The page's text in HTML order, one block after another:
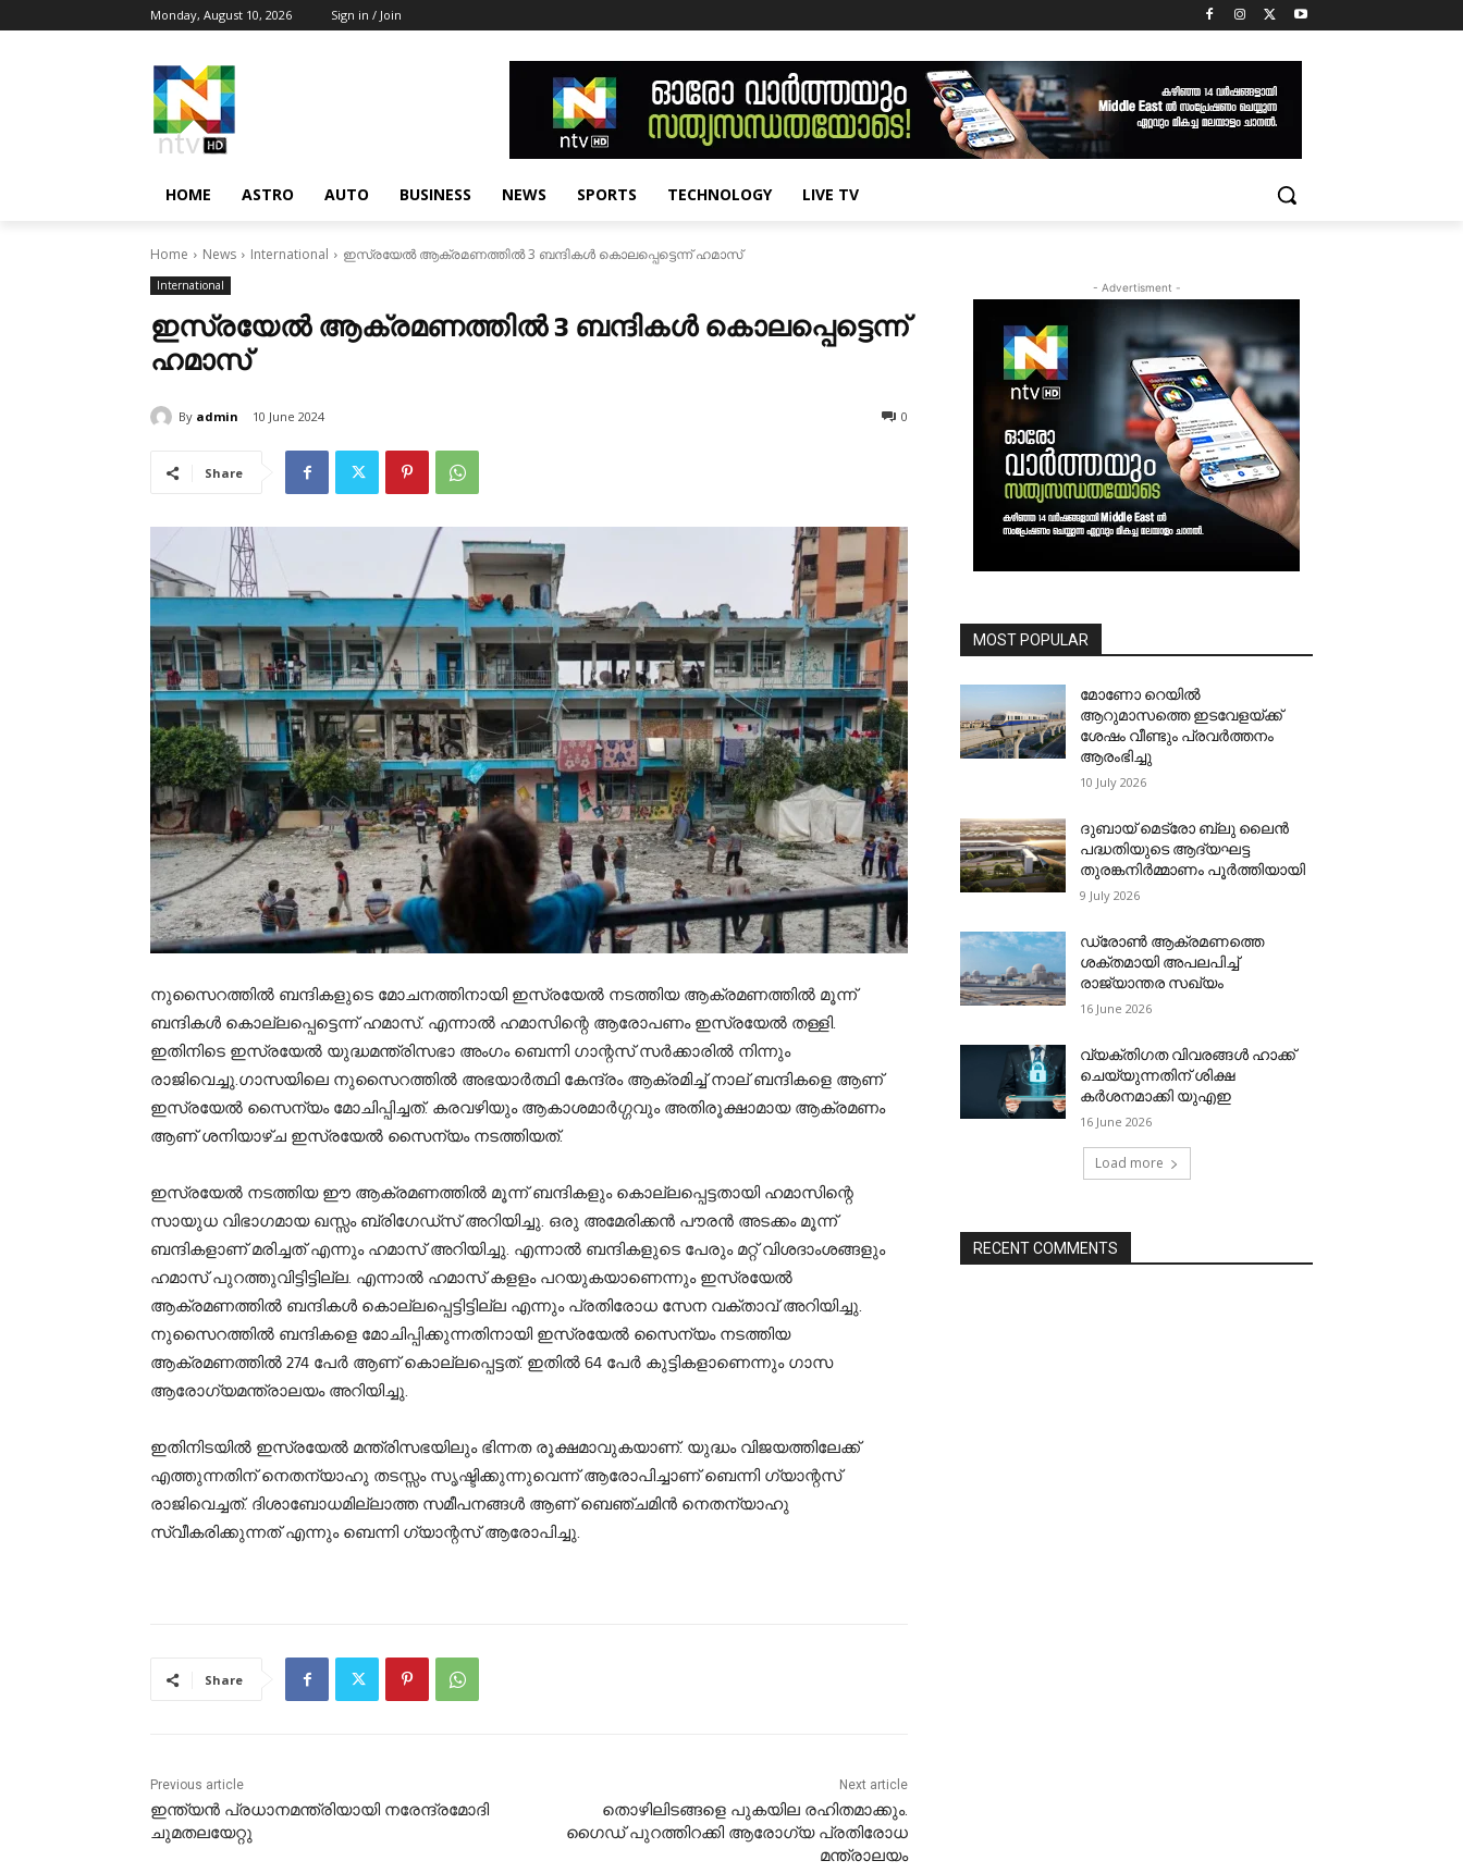
Monday, August 10, 2026 Sign in / Join
HOME ASTRO AUTO BUSINESS NEWS SPORTS TECHNOLOGY LIVE TV
Home News International ഇസ്രയേല്‍ ആക്രമണത്തില്‍ 3 ബന്ദികള്‍ കൊലപ്പെട്ടെന്ന് ഹമാസ്‌
International
ഇസ്രയേല്‍ ആക്രമണത്തില്‍ 3 ബന്ദികള്‍ കൊലപ്പെട്ടെന്ന്
ഹമാസ്‌
By admin 10 June 2024 0
Share
നുസൈറത്തില്‍ ബന്ദികളുടെ മോചനത്തിനായി ഇസ്രയേല്‍ നടത്തിയ ആക്രമണത്തില്‍ മൂന്ന്
ബന്ദികള്‍ കൊല്ലപ്പെട്ടെന്ന് ഹമാസ്. എന്നാല്‍ ഹമാസിന്റെ ആരോപണം ഇസ്രയേല്‍ തള്ളി.
ഇതിനിടെ ഇസ്രയേല്‍ യുദ്ധമന്ത്രിസഭാ അംഗം ബെന്നി ഗാന്റസ് സര്‍ക്കാരില്‍ നിന്നും
രാജിവെച്ചു.ഗാസയിലെ നുസൈറത്തില്‍ അഭയാര്‍ത്ഥി കേന്ദ്രം ആക്രമിച്ച് നാല് ബന്ദികളെ ആണ്
ഇസ്രയേല്‍ സൈന്യം മോചിപ്പിച്ചത്. കരവഴിയും ആകാശമാര്‍ഗ്ഗവും അതിരൂക്ഷാമായ ആക്രമണം
ആണ് ശനിയാഴ്ച ഇസ്രയേല്‍ സൈന്യം നടത്തിയത്.
ഇസ്രയേല്‍ നടത്തിയ ഈ ആക്രമണത്തില്‍ മൂന്ന് ബന്ദികളും കൊല്ലപ്പെട്ടതായി ഹമാസിന്റെ
സായുധ വിഭാഗമായ ഖസ്സം ബ്രിഗേഡ്‌സ് അറിയിച്ചു. ഒരു അമേരിക്കന്‍ പൗരന്‍ അടക്കം മൂന്ന്
ബന്ദികളാണ് മരിച്ചത് എന്നും ഹമാസ് അറിയിച്ചു. എന്നാല്‍ ബന്ദികളുടെ പേരും മറ്റ് വിശദാംശങ്ങളും
ഹമാസ് പുറത്തുവിട്ടിട്ടില്ല. എന്നാല്‍ ഹമാസ് കളളം പറയുകയാണെന്നും ഇസ്രയേല്‍
ആക്രമണത്തില്‍ ബന്ദികള്‍ കൊല്ലപ്പെട്ടിട്ടില്ല എന്നും പ്രതിരോധ സേന വക്താവ് അറിയിച്ചു.
നുസൈറത്തില്‍ ബന്ദികളെ മോചിപ്പിക്കുന്നതിനായി ഇസ്രയേല്‍ സൈന്യം നടത്തിയ
ആക്രമണത്തില്‍ 274 പേര്‍ ആണ് കൊല്ലപ്പെട്ടത്. ഇതില്‍ 64 പേര്‍ കുട്ടികളാണെന്നും ഗാസ
ആരോഗ്യമന്ത്രാലയം അറിയിച്ചു.
ഇതിനിടയില്‍ ഇസ്രയേല്‍ മന്ത്രിസഭയിലും ഭിന്നത രൂക്ഷമാവുകയാണ്. യുദ്ധം വിജയത്തിലേക്ക്
എത്തുന്നതിന് നെതന്യാഹു തടസ്സം സൃഷ്ടിക്കുന്നുവെന്ന് ആരോപിച്ചാണ് ബെന്നി ഗ്യാന്റസ്
രാജിവെച്ചത്. ദിശാബോധമില്ലാത്ത സമീപനങ്ങള്‍ ആണ് ബെഞ്ചമിന്‍ നെതന്യാഹു
സ്വീകരിക്കുന്നത് എന്നും ബെന്നി ഗ്യാന്റസ് ആരോപിച്ചു.
Share
Previous article
ഇന്ത്യന്‍ പ്രധാനമന്ത്രിയായി നരേന്ദ്രമോദി
ചുമതലയേറ്റു
Next article
തൊഴിലിടങ്ങളെ പുകയില രഹിതമാക്കും.
ഗൈഡ് പുറത്തിറക്കി ആരോഗ്യ പ്രതിരോധ
മന്ത്രാലയം
- Advertisment -
MOST POPULAR
മോണോ റെയില്‍
ആറുമാസത്തെ ഇടവേളയ്ക്ക്
ശേഷം വീണ്ടും പ്രവര്‍ത്തനം
ആരംഭിച്ചു
10 July 2026
ദുബായ് മെട്രോ ബ്ലു ലൈന്‍
പദ്ധതിയുടെ ആദ്യഘട്ട
തുരങ്കനിര്‍മ്മാണം പൂര്‍ത്തിയായി
9 July 2026
ഡ്രോണ്‍ ആക്രമണത്തെ
ശക്തമായി അപലപിച്ച്
രാജ്യാന്തര സഖ്യം
16 June 2026
വ്യക്തിഗത വിവരങ്ങള്‍ ഹാക്ക്
ചെയ്യുന്നതിന് ശിക്ഷ
കര്‍ശനമാക്കി യുഎഇ
16 June 2026
Load more
RECENT COMMENTS